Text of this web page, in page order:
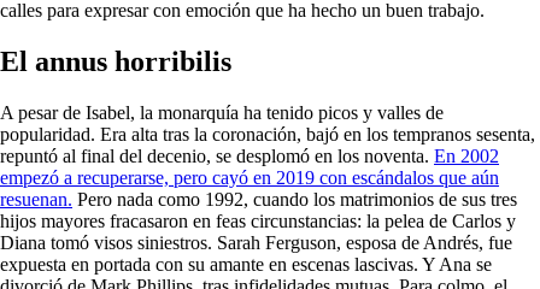
calles para expresar con emoción que ha hecho un buen trabajo.
El annus horribilis
A pesar de Isabel, la monarquía ha tenido picos y valles de
popularidad. Era alta tras la coronación, bajó en los tempranos sesenta,
repuntó al final del decenio, se desplomó en los noventa. En 2002
empezó a recuperarse, pero cayó en 2019 con escándalos que aún
resuenan. Pero nada como 1992, cuando los matrimonios de sus tres
hijos mayores fracasaron en feas circunstancias: la pelea de Carlos y
Diana tomó visos siniestros. Sarah Ferguson, esposa de Andrés, fue
expuesta en portada con su amante en escenas lascivas. Y Ana se